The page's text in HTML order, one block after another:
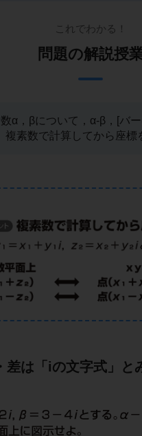
これでわかる！
問題の解説授
α，βについて，α-β，[バ
複素数で計算してから座標
差は「iの文字式」と